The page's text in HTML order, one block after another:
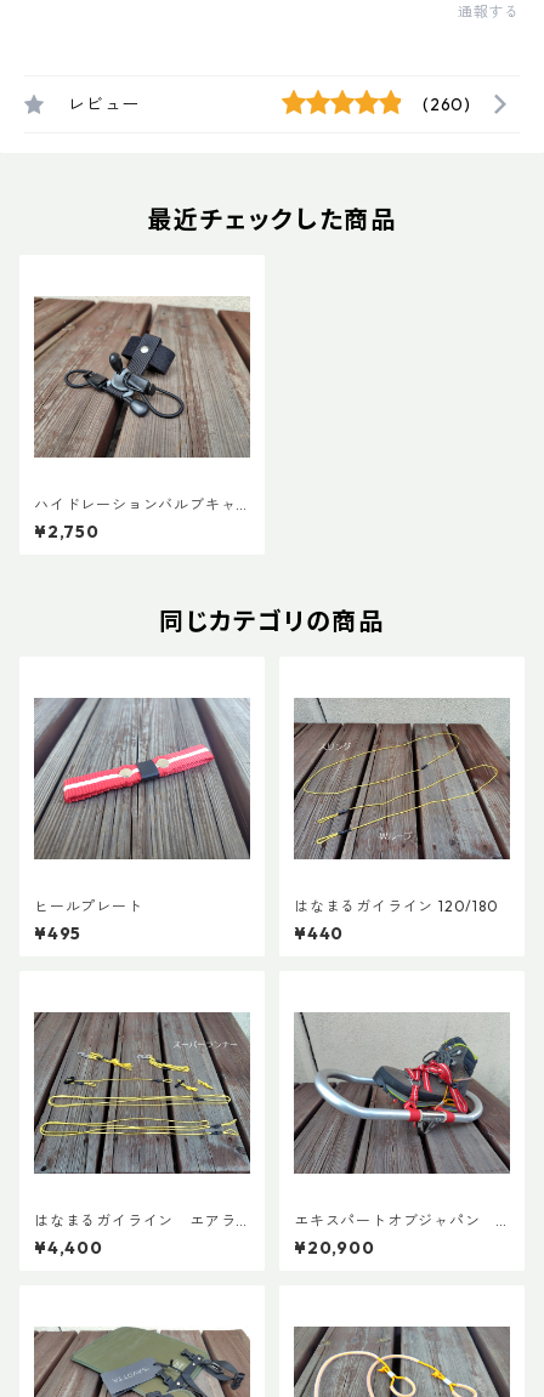
通報する
レビュー (260)
最近チェックした商品
ハイドレーションバルブキャ
ッチ+チューブマグネット（全
メーカー対応モデル）
¥2,750
同じカテゴリの商品
ヒールプレート
¥495
はなまるガイライン 120/180
¥440
はなまるガイライン エアラ
イズ張り綱セット
¥4,400
エキスパートオブジャパン
スノーシューズL ADDカスタ
ムVer.5
¥20,900